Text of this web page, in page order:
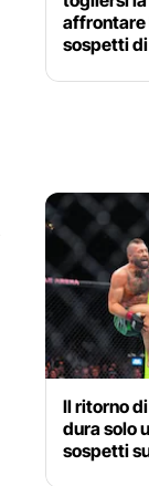
affrontare
sospetti
Il ritorno
dura solo
sospetti